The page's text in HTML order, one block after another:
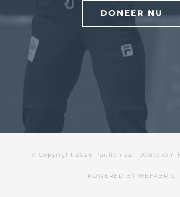
DONEER NU
© Copyright 2026 Paulien van
POWERED BY WEFABRIC